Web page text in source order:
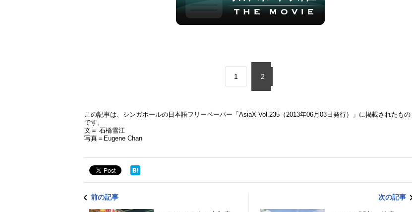
1 2
この記事は、シンガポールの日本語フリーペーパー「AsiaX Vol.235（2013年06月03日発行）」に掲載されたもの
です。
文＝ 石橋雪江
写真＝Eugene Chan
前の記事 次の記事